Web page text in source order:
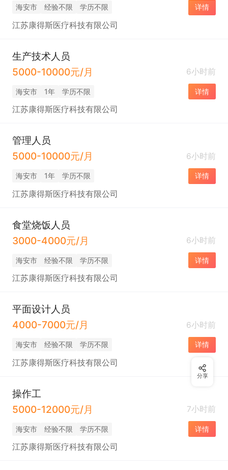
海安市 经验不限 学历不限 详情
江苏康得斯医疗科技有限公司
生产技术人员
5000-10000元/月
6小时前
海安市 1年 学历不限 详情
江苏康得斯医疗科技有限公司
管理人员
5000-10000元/月
6小时前
海安市 1年 学历不限 详情
江苏康得斯医疗科技有限公司
食堂烧饭人员
3000-4000元/月
6小时前
海安市 经验不限 学历不限 详情
江苏康得斯医疗科技有限公司
平面设计人员
4000-7000元/月
6小时前
海安市 经验不限 学历不限 详情
江苏康得斯医疗科技有限公司
操作工
5000-12000元/月
7小时前
海安市 经验不限 学历不限 详情
江苏康得斯医疗科技有限公司
分享